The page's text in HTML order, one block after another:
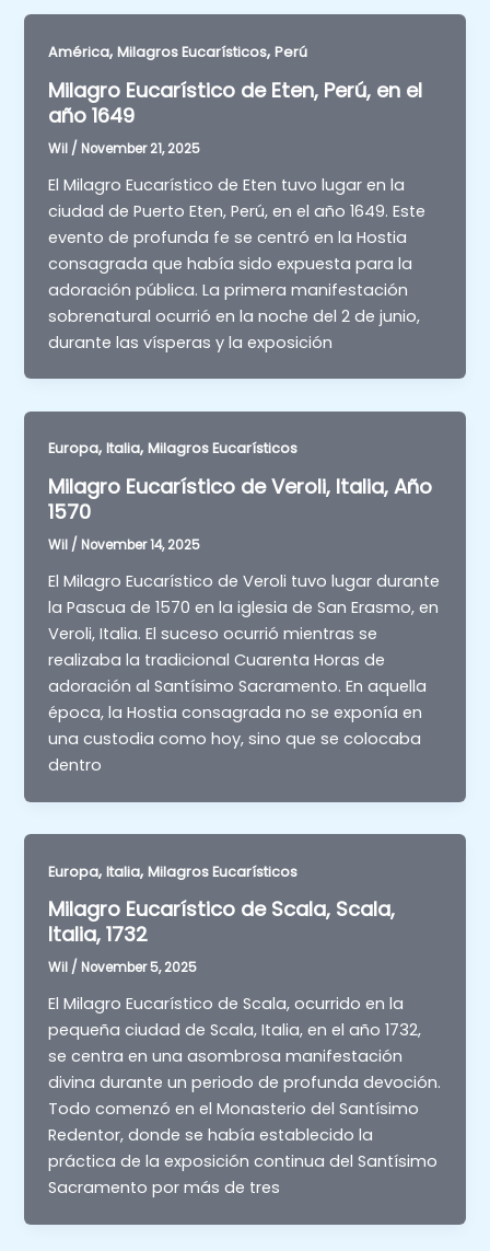
América,Milagros Eucarísticos,Perú
Milagro Eucarístico de Eten, Perú, en el
año 1649
Wil / November 21, 2025
El Milagro Eucarístico de Eten tuvo lugar en la
ciudad de Puerto Eten, Perú, en el año 1649. Este
evento de profunda fe se centró en la Hostia
consagrada que había sido expuesta para la
adoración pública. La primera manifestación
sobrenatural ocurrió en la noche del 2 de junio,
durante las vísperas y la exposición
Europa,Italia,Milagros Eucarísticos
Milagro Eucarístico de Veroli, Italia, Año
1570
Wil / November 14, 2025
El Milagro Eucarístico de Veroli tuvo lugar durante
la Pascua de 1570 en la iglesia de San Erasmo, en
Veroli, Italia. El suceso ocurrió mientras se
realizaba la tradicional Cuarenta Horas de
adoración al Santísimo Sacramento. En aquella
época, la Hostia consagrada no se exponía en
una custodia como hoy, sino que se colocaba
dentro
Europa,Italia,Milagros Eucarísticos
Milagro Eucarístico de Scala, Scala,
Italia, 1732
Wil / November 5, 2025
El Milagro Eucarístico de Scala, ocurrido en la
pequeña ciudad de Scala, Italia, en el año 1732,
se centra en una asombrosa manifestación
divina durante un periodo de profunda devoción.
Todo comenzó en el Monasterio del Santísimo
Redentor, donde se había establecido la
práctica de la exposición continua del Santísimo
Sacramento por más de tres